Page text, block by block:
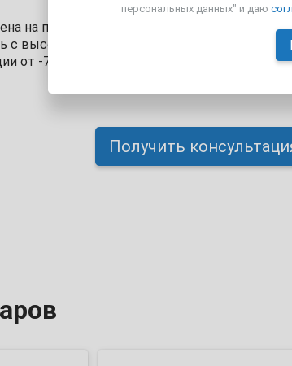
на постоянном каучуковом клее на
с высокой прочностью соединения, с
от -70 С до + 70 С.
Получить
персональных данных" и даю